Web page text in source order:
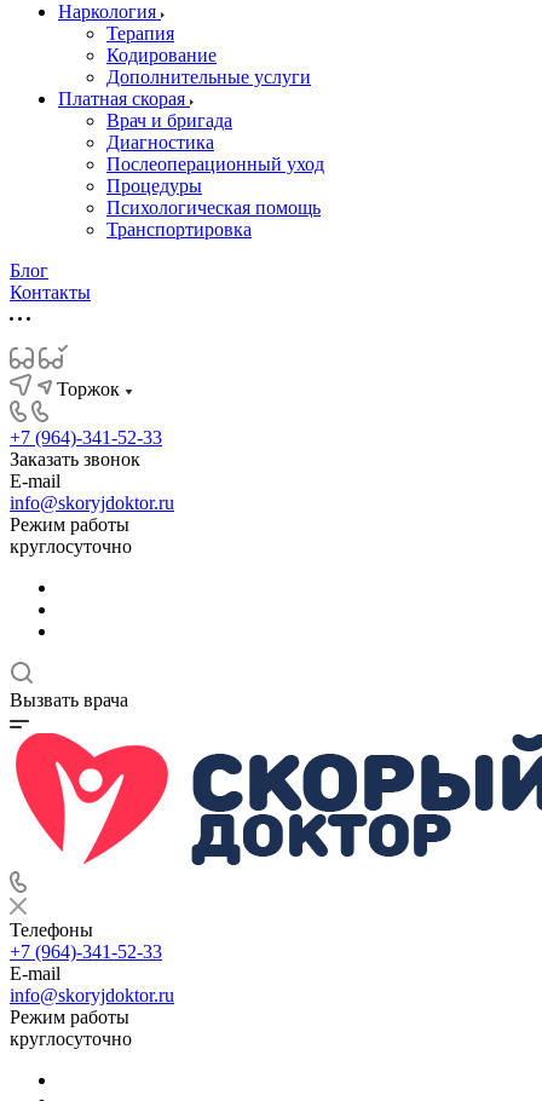
Наркология
Терапия
Кодирование
Дополнительные услуги
Платная скорая
Врач и бригада
Диагностика
Послеоперационный уход
Процедуры
Психологическая помощь
Транспортировка
Блог
Контакты
Торжок
+7 (964)-341-52-33
Заказать звонок
E-mail
info@skoryjdoktor.ru
Режим работы
круглосуточно
Вызвать врача
Телефоны
+7 (964)-341-52-33
E-mail
info@skoryjdoktor.ru
Режим работы
круглосуточно